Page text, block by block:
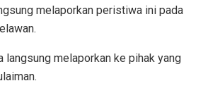
melaporkan peristiwa ini pada
langsung melaporkan ke pihak yang